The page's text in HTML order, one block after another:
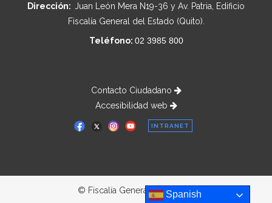
Dirección: Juan León Mera N19-36 y Av. Patria, Edificio
Fiscalía General del Estado (Quito).
Teléfono: 02 3985 800
Contacto Ciudadano
Accesibilidad web
INTRANET
© Fiscalía General del Estado
Spanish